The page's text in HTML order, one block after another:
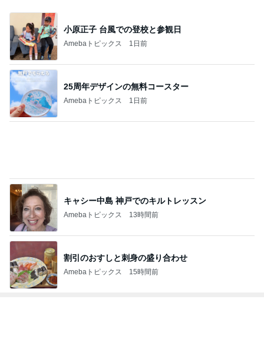
小原正子 台風での登校と参観日
Amebaトピックス 1日前
25周年デザインの無料コースター
Amebaトピックス 1日前
キャシー中島 神戸でのキルトレッスン
Amebaトピックス 13時間前
割引のおすしと刺身の盛り合わせ
Amebaトピックス 15時間前